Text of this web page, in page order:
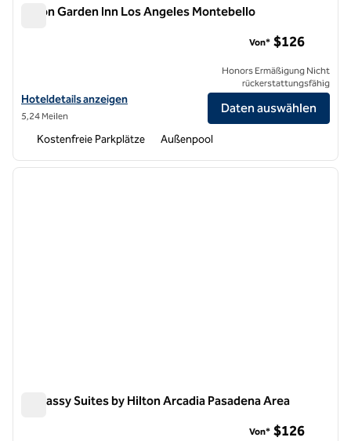
Hilton Garden Inn Los Angeles Montebello
Hoteldetails für das Hilton Garden Inn Los Angeles Montebello
Hoteldetails anzeigen
5,24 Meilen
Von* $126
Honors Ermäßigung Nicht
rückerstattungsfähig
Daten auswählen
Kostenfreie Parkplätze Außenpool
1 von 12
Embassy Suites by Hilton Arcadia Pasadena Area
Von* $126